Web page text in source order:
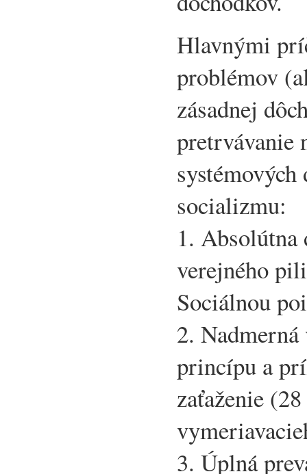
Hlavnými
problémov
zásadnej
pretrvávanie
socializmu:
1. Absolútna
verejného
Sociálnou
2.
princípu a
zaťaženie
3. Úplná